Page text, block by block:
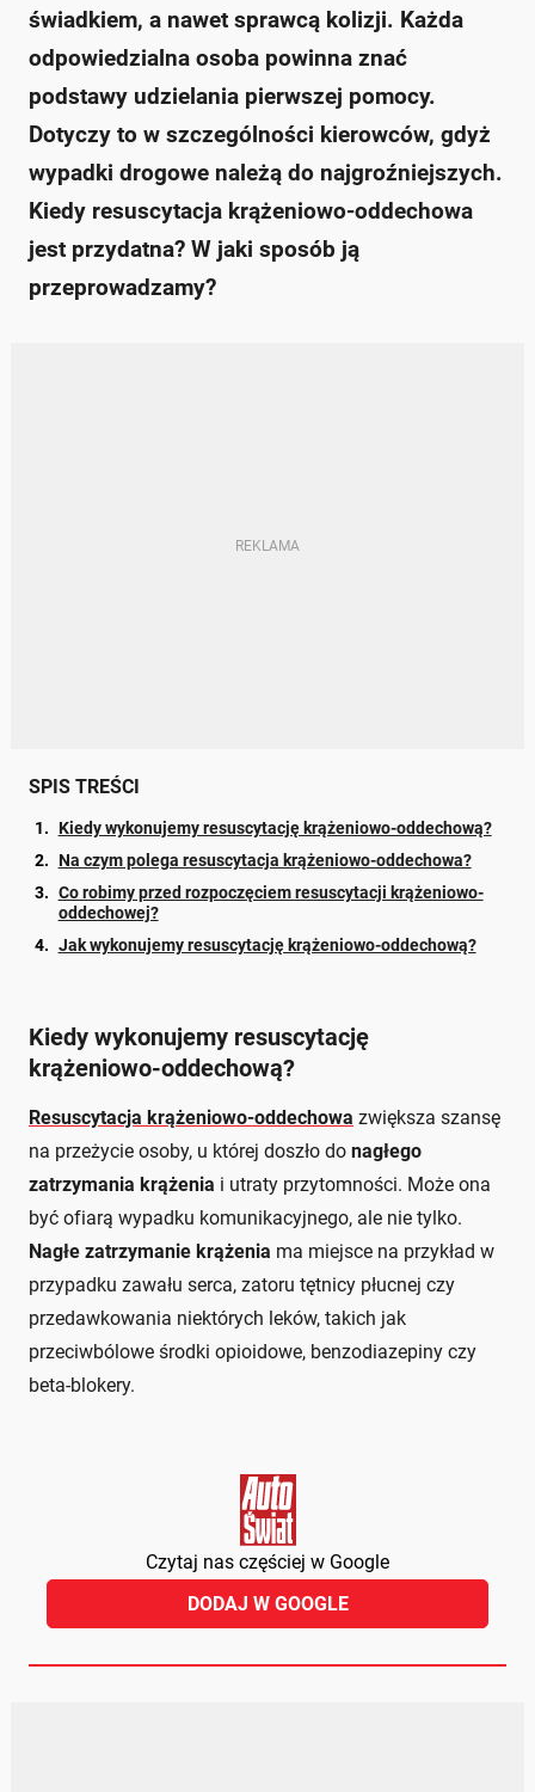
świadkiem, a nawet sprawcą kolizji. Każda
odpowiedzialna osoba powinna znać
podstawy udzielania pierwszej pomocy.
Dotyczy to w szczególności kierowców, gdyż
wypadki drogowe należą do najgroźniejszych.
Kiedy resuscytacja krążeniowo-oddechowa
jest przydatna? W jaki sposób ją
przeprowadzamy?
SPIS TREŚCI
Kiedy wykonujemy resuscytację krążeniowo-oddechową?
Na czym polega resuscytacja krążeniowo-oddechowa?
Co robimy przed rozpoczęciem resuscytacji krążeniowo-
oddechowej?
Jak wykonujemy resuscytację krążeniowo-oddechową?
Kiedy wykonujemy resuscytację
krążeniowo-oddechową?
Resuscytacja krążeniowo-oddechowa zwiększa szansę
na przeżycie osoby, u której doszło do nagłego
zatrzymania krążenia i utraty przytomności. Może ona
być ofiarą wypadku komunikacyjnego, ale nie tylko.
Nagłe zatrzymanie krążenia ma miejsce na przykład w
przypadku zawału serca, zatoru tętnicy płucnej czy
przedawkowania niektórych leków, takich jak
przeciwbólowe środki opioidowe, benzodiazepiny czy
beta-blokery.
Czytaj nas częściej w Google
DODAJ W GOOGLE